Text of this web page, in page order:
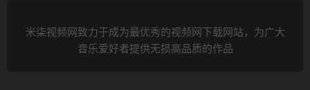
米柒视频网致力于成为最优秀的视频网下载网站，为广大
音乐爱好者提供无损高品质的作品